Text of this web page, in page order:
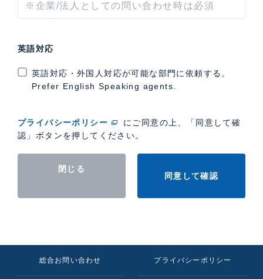
英語対応
英語対応・外国人対応が可能な部門に依頼する。
Prefer English Speaking agents.
プライバシーポリシー
にご同意の上、「同意して確
認」ボタンを押してください。
閉じる
同意して確認
総合お問い合わせ プライバシーポリシー